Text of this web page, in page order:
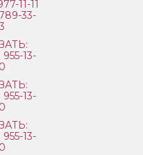
11-11
33-
13-
13-
13-